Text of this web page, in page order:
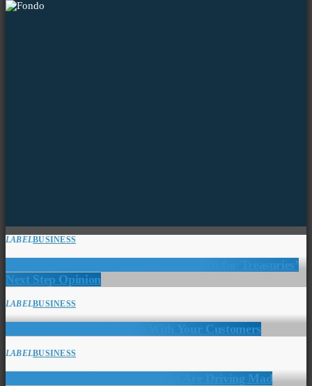
LABELBUSINESS
Next Step Opinion
LABELBUSINESS
10 Tips To Achieve Success With Your Customers
LABELBUSINESS
Changes in Tax Calculations That Are Driving Mad